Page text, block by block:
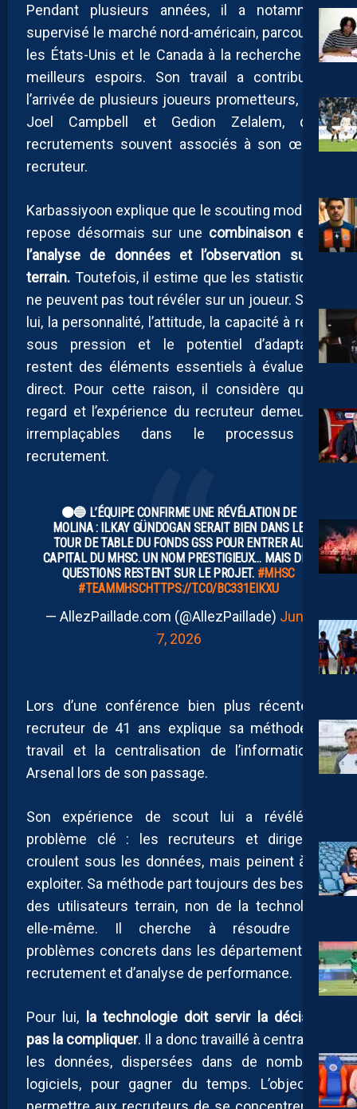
Pendant plusieurs années, il a notamment
supervisé le marché nord-américain, parcourant
les États-Unis et le Canada à la recherche des
meilleurs espoirs. Son travail a contribué à
l’arrivée de plusieurs joueurs prometteurs, dont
Joel Campbell et Gedion Zelalem, deux
recrutements souvent associés à son œil de
recruteur.
Karbassiyoon explique que le scouting moderne
repose désormais sur une combinaison entre
l’analyse de données et l’observation sur le
terrain. Toutefois, il estime que les statistiques
ne peuvent pas tout révéler sur un joueur. Selon
lui, la personnalité, l’attitude, la capacité à réagir
sous pression et le potentiel d’adaptation
restent des éléments essentiels à évaluer en
direct. Pour cette raison, il considère que le
regard et l’expérience du recruteur demeurent
irremplaçables dans le processus de
recrutement.
🟠🔵 L’ÉQUIPE CONFIRME UNE RÉVÉLATION DE
MOLINA : ILKAY GÜNDOGAN SERAIT BIEN DANS LE
TOUR DE TABLE DU FONDS GSS POUR ENTRER AU
CAPITAL DU MHSC. UN NOM PRESTIGIEUX… MAIS DES
QUESTIONS RESTENT SUR LE PROJET. #MHSC
#TEAMMHSCHTTPS://T.CO/BC331EIKXU
— AllezPaillade.com (@AllezPaillade) June
7, 2026
Lors d’une conférence bien plus récente, le
recruteur de 41 ans explique sa méthode de
travail et la centralisation de l’information à
Arsenal lors de son passage.
Son expérience de scout lui a révélé un
problème clé : les recruteurs et dirigeants
croulent sous les données, mais peinent à les
exploiter. Sa méthode part toujours des besoins
des utilisateurs terrain, non de la technologie
elle-même. Il cherche à résoudre des
problèmes concrets dans les départements de
recrutement et d’analyse de performance.
Pour lui, la technologie doit servir la décision,
pas la compliquer. Il a donc travaillé à centraliser
les données, dispersées dans de nombreux
logiciels, pour gagner du temps. L’objectif :